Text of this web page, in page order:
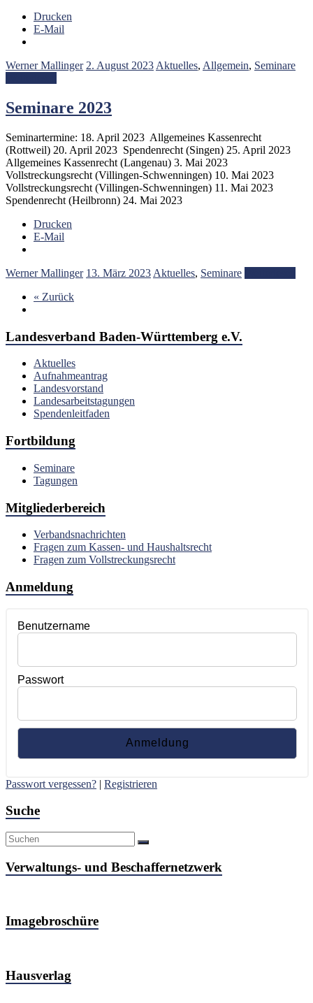
Drucken
E-Mail
Werner Mallinger 2. August 2023 Aktuelles, Allgemein, Seminare
Seminare 2023
Seminartermine: 18. April 2023 Allgemeines Kassenrecht
(Rottweil) 20. April 2023 Spendenrecht (Singen) 25. April 2023
Allgemeines Kassenrecht (Langenau) 3. Mai 2023
Vollstreckungsrecht (Villingen-Schwenningen) 10. Mai 2023
Vollstreckungsrecht (Villingen-Schwenningen) 11. Mai 2023
Spendenrecht (Heilbronn) 24. Mai 2023
Drucken
E-Mail
Werner Mallinger 13. März 2023 Aktuelles, Seminare
« Zurück
Landesverband Baden-Württemberg e.V.
Aktuelles
Aufnahmeantrag
Landesvorstand
Landesarbeitstagungen
Spendenleitfaden
Fortbildung
Seminare
Tagungen
Mitgliederbereich
Verbandsnachrichten
Fragen zum Kassen- und Haushaltsrecht
Fragen zum Vollstreckungsrecht
Anmeldung
Benutzername
Passwort
Passwort vergessen? | Registrieren
Suche
Verwaltungs- und Beschaffernetzwerk
Imagebroschüre
Hausverlag